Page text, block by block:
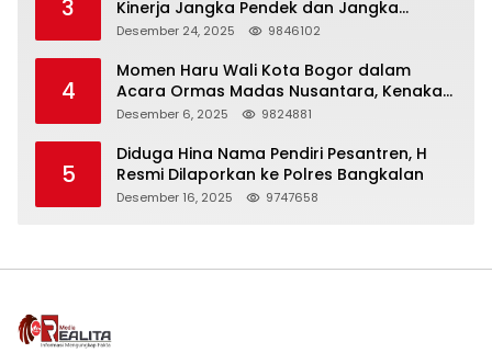
3
Kinerja Jangka Pendek dan Jangka
Panjang
Desember 24, 2025 9846102
4
Momen Haru Wali Kota Bogor dalam
Acara Ormas Madas Nusantara, Kenakan
Peci Hitam Tinggi sebagai Simbol
Desember 6, 2025 9824881
5
Diduga Hina Nama Pendiri Pesantren, H
Resmi Dilaporkan ke Polres Bangkalan
Desember 16, 2025 9747658